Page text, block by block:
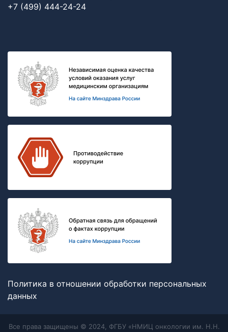
+7 (499) 444-24-24
Политика в отношении обработки персональных
данных
Все права защищены © 2024, ФГБУ «НМИЦ онкологии им. Н.Н.